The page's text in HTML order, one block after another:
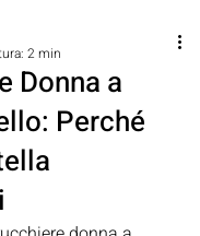
Donna a
Perché
2 min